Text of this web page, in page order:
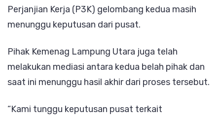
Perjanjian Kerja (P3K) gelombang kedua masih
menunggu keputusan dari pusat.
Pihak Kemenag Lampung Utara juga telah
melakukan mediasi antara kedua belah pihak dan
saat ini menunggu hasil akhir dari proses tersebut.
“Kami tunggu keputusan pusat terkait